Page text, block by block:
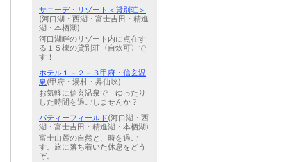
サニーデ・リゾート＜貸別荘＞
(河口湖・西湖・富士吉田・精進
湖・本栖湖)
河口湖畔のリゾート内に点在す
る１５棟の貸別荘〈自炊可〉で
す！
ホテル１－２－３甲府・信玄温
泉(甲府・湯村・昇仙峡)
お気軽に信玄温泉で ゆったり
した時間を過ごしませんか？
パディーフィールド(河口湖・西
湖・富士吉田・精進湖・本栖湖)
富士山麓の自然と、時を過ご
す。旅に落ち着いた休息をどう
ぞ。